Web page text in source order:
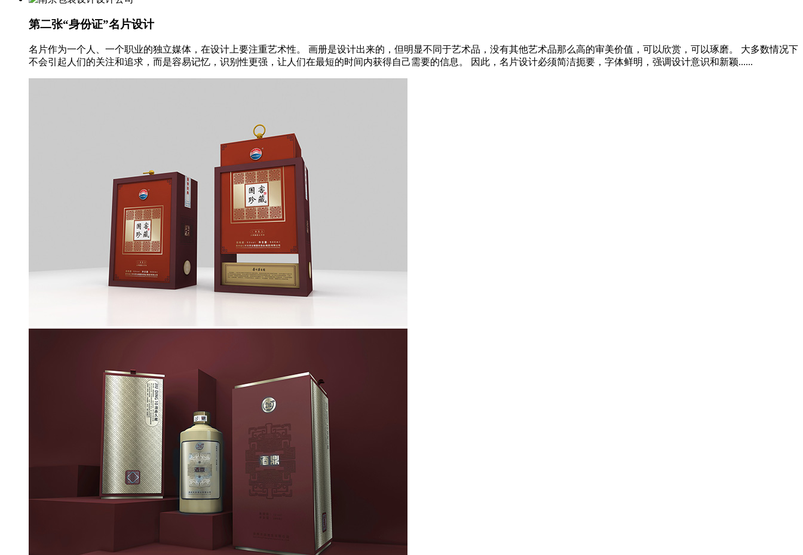
第二张“身份证”名片设计
名片作为一个人、一个职业的独立媒体，在设计上要注重艺术性。 画册是设计出来的，但明显不同于艺术品，没有其他艺术品那么高的审美价值，可以欣赏，可以琢磨。 大多数情况下
不会引起人们的关注和追求，而是容易记忆，识别性更强，让人们在最短的时间内获得自己需要的信息。 因此，名片设计必须简洁扼要，字体鲜明，强调设计意识和新颖......